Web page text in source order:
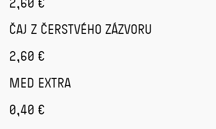
ČAJ Z ČERSTVÉHO ZÁZVORU
2,60 €
MED EXTRA
0,40 €